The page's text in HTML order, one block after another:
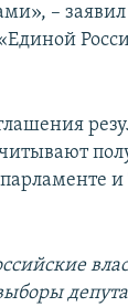
– заявил
и